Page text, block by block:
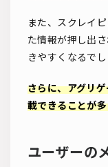
また、スクレイ
た情報が押し出
きやすくなるでし
さらに、アグリ
載できることが
ユーザーの